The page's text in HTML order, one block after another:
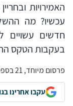
האמירויות
עכשיו? מה
חדשים עשויים
בעקבות הטקס
פרסום מיוחד, 21 בספטמבר 2020
עקבו אחרינו